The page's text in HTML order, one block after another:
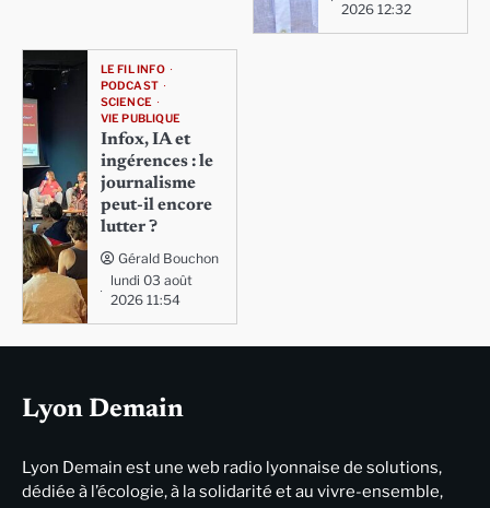
2026 12:32
LE FIL INFO
PODCAST
SCIENCE
VIE PUBLIQUE
Infox, IA et
ingérences : le
journalisme
peut-il encore
lutter ?
Gérald Bouchon
lundi 03 août
2026 11:54
Lyon Demain
Lyon Demain est une web radio lyonnaise de solutions,
dédiée à l’écologie, à la solidarité et au vivre-ensemble,